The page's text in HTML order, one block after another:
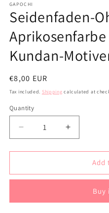
1
in
modal
GAPOCHI
Seidenfaden-
Kundan-
Regular
price
€8,00 EUR
Tax included. Shipping calculated at
Quantity
Decrease
quantity
for
Ohrringe
mit
Increase
quantity
for
Ohrringe
mit
Add
Buy